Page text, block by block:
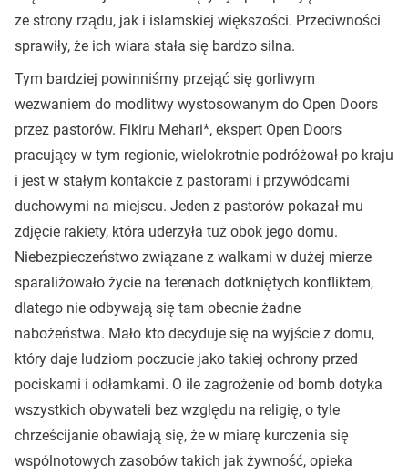
ze strony rządu, jak i islamskiej większości. Przeciwności
sprawiły, że ich wiara stała się bardzo silna.
Tym bardziej powinniśmy przejąć się gorliwym
wezwaniem do modlitwy wystosowanym do Open Doors
przez pastorów. Fikiru Mehari*, ekspert Open Doors
pracujący w tym regionie, wielokrotnie podróżował po kraju
i jest w stałym kontakcie z pastorami i przywódcami
duchowymi na miejscu. Jeden z pastorów pokazał mu
zdjęcie rakiety, która uderzyła tuż obok jego domu.
Niebezpieczeństwo związane z walkami w dużej mierze
sparaliżowało życie na terenach dotkniętych konfliktem,
dlatego nie odbywają się tam obecnie żadne
nabożeństwa. Mało kto decyduje się na wyjście z domu,
który daje ludziom poczucie jako takiej ochrony przed
pociskami i odłamkami. O ile zagrożenie od bomb dotyka
wszystkich obywateli bez względu na religię, o tyle
chrześcijanie obawiają się, że w miarę kurczenia się
wspólnotowych zasobów takich jak żywność, opieka